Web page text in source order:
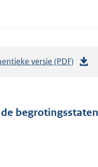
versie (PDF)
a